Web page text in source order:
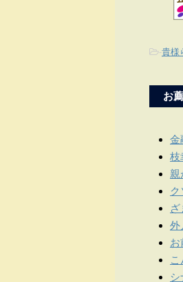
-貴様
お
金
枝
親
外
お
シ